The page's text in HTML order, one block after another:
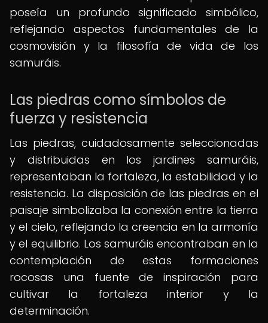
poseía un profundo significado simbólico,
reflejando aspectos fundamentales de la
cosmovisión y la filosofía de vida de los
samuráis.
Las piedras como símbolos de
fuerza y resistencia
Las piedras, cuidadosamente seleccionadas
y distribuidas en los jardines samuráis,
representaban la fortaleza, la estabilidad y la
resistencia. La disposición de las piedras en el
paisaje simbolizaba la conexión entre la tierra
y el cielo, reflejando la creencia en la armonía
y el equilibrio. Los samuráis encontraban en la
contemplación de estas formaciones
rocosas una fuente de inspiración para
cultivar la fortaleza interior y la
determinación.